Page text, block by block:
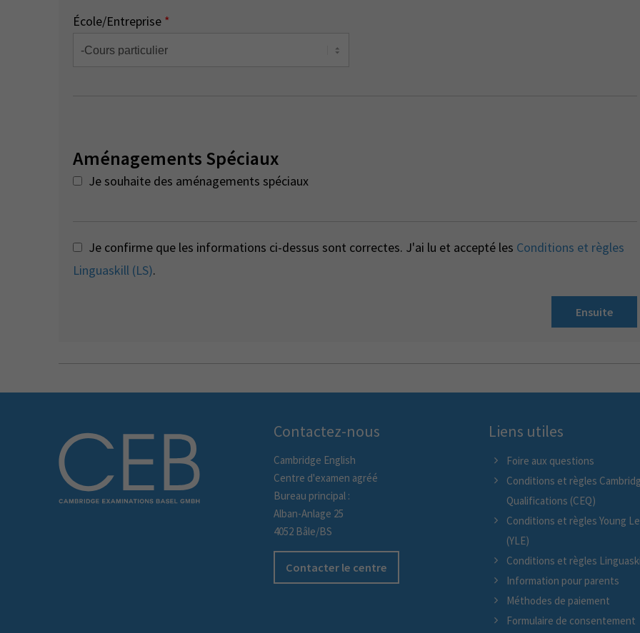
École/Entreprise *
Aménagements Spéciaux
Je souhaite des aménagements spéciaux
Je confirme que les informations ci-dessus sont correctes. J'ai lu et accepté les Conditions et règles
Linguaskill (LS).
Ensuite
Contactez-nous
Cambridge English
Centre d'examen agréé
Bureau principal :
Alban-Anlage 25
4052 Bâle/BS
Contacter le centre
Liens utiles
Foire aux questions
Conditions et règles
Qualifications (CEQ)
Conditions et règles Young
(YLE)
Conditions et règles
Information pour parents
Méthodes de paiement
Formulaire de consentement